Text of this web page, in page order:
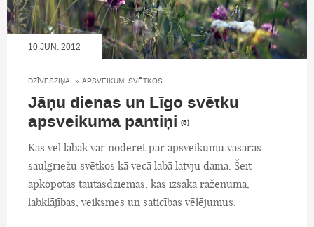
10.JŪN, 2012
DZĪVESZIŅAI » APSVEIKUMI SVĒTKOS
Jāņu dienas un Līgo svētku
apsveikuma pantiņi (5)
Kas vēl labāk var noderēt par apsveikumu vasaras
saulgriežu svētkos kā vecā labā latvju daina. Šeit
apkopotas tautasdziemas, kas izsaka raženuma,
labklājības, veiksmes un saticības vēlējumus.